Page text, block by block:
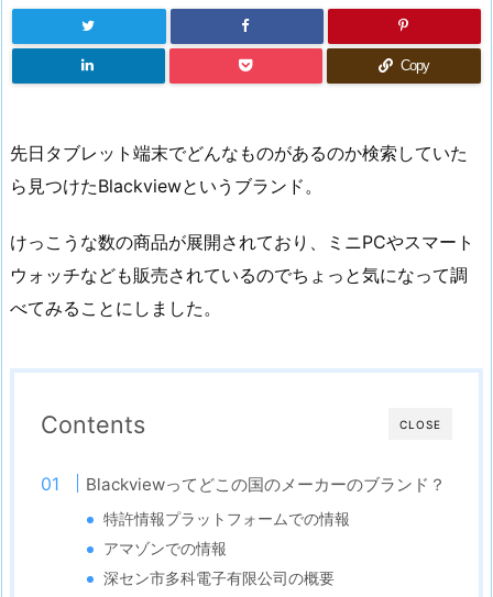
Copy
先日タブレット端末でどんなものがあるのか検索していた
ら見つけたBlackviewというブランド。
けっこうな数の商品が展開されており、ミニPCやスマート
ウォッチなども販売されているのでちょっと気になって調
べてみることにしました。
CLOSE
Contents
Blackviewってどこの国のメーカーのブランド？
特許情報プラットフォームでの情報
アマゾンでの情報
深セン市多科電子有限公司の概要